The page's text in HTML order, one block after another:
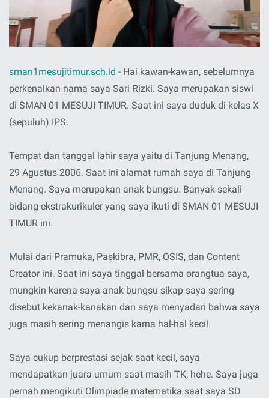
sman1mesujitimur.sch.id - Hai kawan-kawan, sebelumnya
perkenalkan nama saya Sari Rizki. Saya merupakan siswi
di SMAN 01 MESUJI TIMUR. Saat ini saya duduk di kelas X
(sepuluh) IPS.
Tempat dan tanggal lahir saya yaitu di Tanjung Menang,
29 Agustus 2006. Saat ini alamat rumah saya di Tanjung
Menang. Saya merupakan anak bungsu. Banyak sekali
bidang ekstrakurikuler yang saya ikuti di SMAN 01 MESUJI
TIMUR ini.
Mulai dari Pramuka, Paskibra, PMR, OSIS, dan Content
Creator ini. Saat ini saya tinggal bersama orangtua saya,
mungkin karena saya anak bungsu sikap saya sering
disebut kekanak-kanakan dan saya menyadari bahwa saya
juga masih sering menangis karna hal-hal kecil.
Saya cukup berprestasi sejak saat kecil, saya
mendapatkan juara umum saat masih TK, hehe. Saya juga
pernah mengikuti Olimpiade matematika saat saya SD